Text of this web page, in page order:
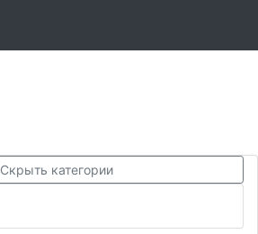
Скрыть категории